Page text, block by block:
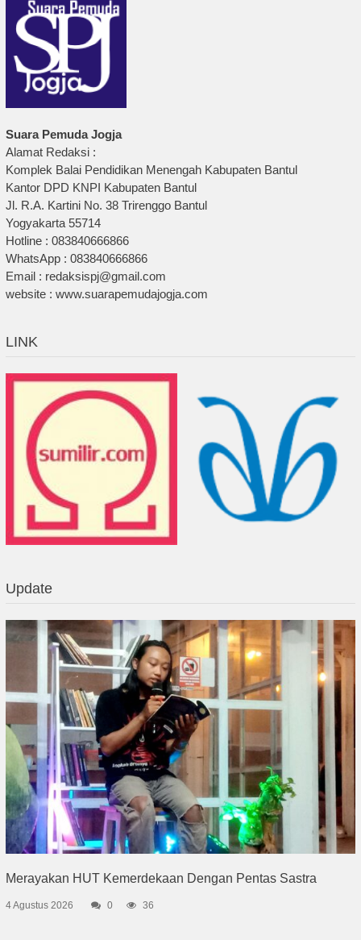
Suara Pemuda Jogja
Alamat Redaksi :
Komplek Balai Pendidikan Menengah Kabupaten Bantul
Kantor DPD KNPI Kabupaten Bantul
Jl. R.A. Kartini No. 38 Trirenggo Bantul
Yogyakarta 55714
Hotline : 083840666866
WhatsApp : 083840666866
Email : redaksispj@gmail.com
website : www.suarapemudajogja.com
LINK
Update
Merayakan HUT Kemerdekaan Dengan Pentas Sastra
4 Agustus 2026 0 36